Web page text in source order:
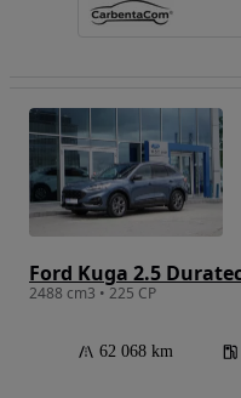
Ford Kuga 2.5
2488 cm3 • 225 CP
62 068 km